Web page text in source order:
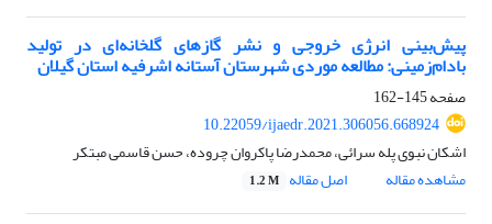
پیش‌بینی انرژی خروجی و نشر گازهای گلخانه‌ای در تولید
بادام‌زمینی: مطالعه موردی شهرستان آستانه اشرفیه استان گیلان
صفحه145-162
10.22059/ijaedr.2021.306056.668924
اشکان نبوی پله سرائی، محمدرضا پاکروان چروده، حسن قاسمی مبتکر
مشاهده مقاله
اصل مقاله 1.2 M